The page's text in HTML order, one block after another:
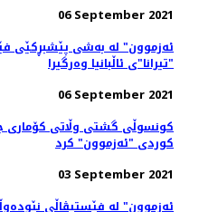
06 September 2021
"تیرانا"ی ئاڵبانیا وه‌رگیرا
06 September 2021
کونسوڵی گشتی وڵاتی کۆماری
کوردی "ئەزموون" کرد
03 September 2021